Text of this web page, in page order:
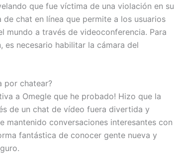
que fue víctima de una violación en su
chat en línea que permite a los usuarios
mundo a través de videoconferencia. Para
es necesario habilitar la cámara del
por chatear?
a Omegle que he probado! Hizo que la
de un chat de vídeo fuera divertida y
mantenido conversaciones interesantes con
fantástica de conocer gente nueva y